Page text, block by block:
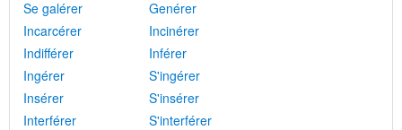
Se galérer
Genérer
Incarcérer
Incinérer
Indifférer
Inférer
Ingérer
S'ingérer
Insérer
S'insérer
Interférer
S'interférer